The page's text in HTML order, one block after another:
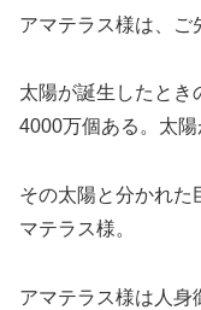
アマテラス様は、ご
太陽が誕生したとき
4000万個ある。太陽
その太陽と分かれた
マテラス様。
アマテラス様は人身